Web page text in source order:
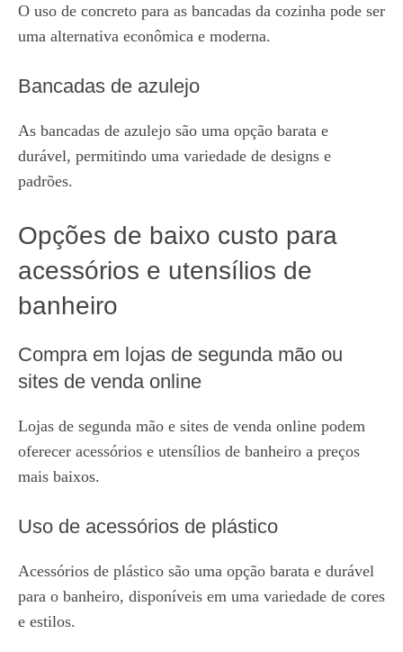
O uso de concreto para as bancadas da cozinha pode ser
uma alternativa econômica e moderna.
Bancadas de azulejo
As bancadas de azulejo são uma opção barata e
durável, permitindo uma variedade de designs e
padrões.
Opções de baixo custo para
acessórios e utensílios de
banheiro
Compra em lojas de segunda mão ou
sites de venda online
Lojas de segunda mão e sites de venda online podem
oferecer acessórios e utensílios de banheiro a preços
mais baixos.
Uso de acessórios de plástico
Acessórios de plástico são uma opção barata e durável
para o banheiro, disponíveis em uma variedade de cores
e estilos.